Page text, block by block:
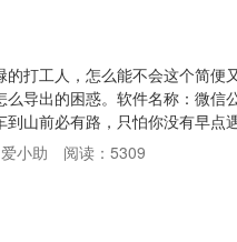
打工人，怎么能不会这个简
导出的困惑。软件名称：微信
山前必有路，只怕你没有早点
章，也可以通过关键词搜索，
Excel、TXT、word、pdf、
小助 阅读：5309